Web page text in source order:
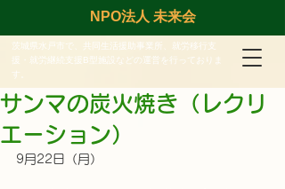
NPO法人 未来会
茨城県水戸市で、共同生活援助事業所、就労移行支
援・就労継続支援B型施設などの運営を行っておりま
サンマの炭火焼き（レクリ
エーション）
9月22日（月）